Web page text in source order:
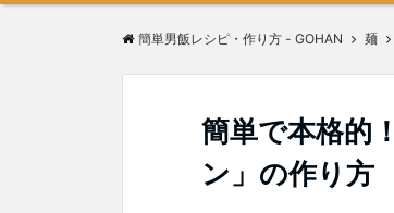
簡単男飯レシピ・作り方 - GOHAN 麺
簡単で本格的
ン」の作り方